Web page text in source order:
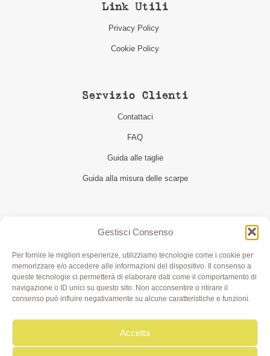
Gestisci Consenso
Per fornire le migliori esperienze, utilizziamo tecnologie come i cookie per
memorizzare e/o accedere alle informazioni del dispositivo. Il consenso a
queste tecnologie ci permetterà di elaborare dati come il comportamento di
navigazione o ID unici su questo sito. Non acconsentire o ritirare il
consenso può influire negativamente su alcune caratteristiche e funzioni.
Accetta
Link Utili
Privacy Policy
Cookie Policy
Servizio Clienti
Contattaci
FAQ
Guida alle taglie
Guida alla misura delle scarpe
Seguici
Olivia di Aimi Roberta | Borgo XX Marzo 6/c Parma | P.IVA
IT02499000343 - REA PR 245283 | © 2020 Olivialab. All